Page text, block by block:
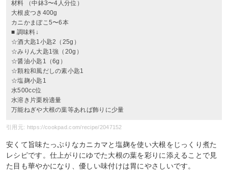
材料 （中鉢3〜4人分位）
大根皮つき400g
カニかまぼこ5〜6本
■ 調味料↓
☆酒大匙1小匙2（25g）
☆みりん大匙1強（20g）
☆醤油小匙1（6g）
☆顆粒和風だしの素小匙1
☆塩麹小匙1
水500cc位
水溶き片栗粉適量
万能ねぎや大根の葉等あれば飾りに少量
引用元: https://cookpad.com/recipe/2047152
安くて旨味たっぷりなカニカマと塩麹を使い大根をじっくり煮た
レシピです。仕上がりにゆでた大根の葉を彩りに添えることで見
た目も華やかになり、優しい味付けは胃にやさしいです。